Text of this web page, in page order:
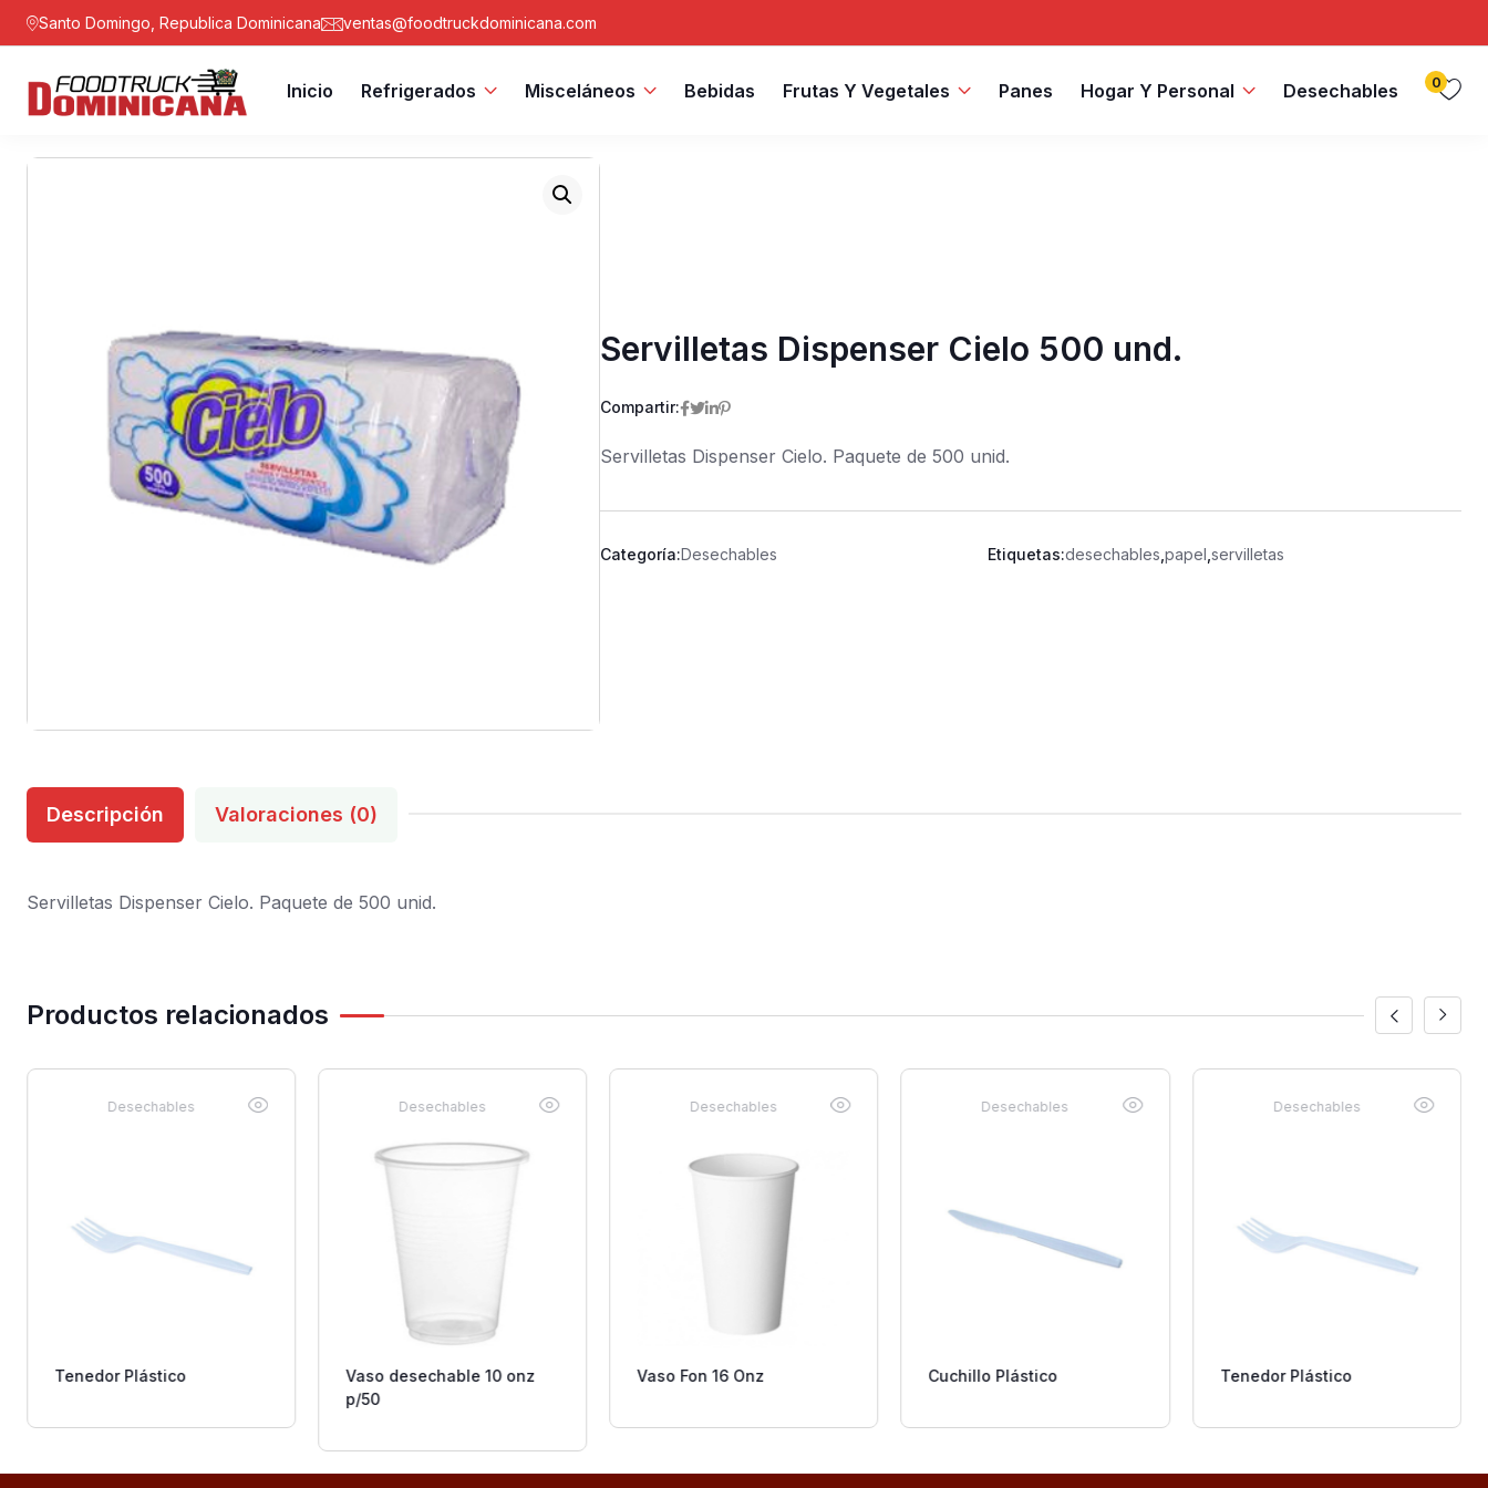
Santo Domingo, Republica Dominicana ventas@foodtruckdominicana.com
Inicio Refrigerados Misceláneos Bebidas Frutas Y Vegetales Panes Hogar Y Personal Desechables 0
Servilletas Dispenser Cielo 500 und.
Compartir:
Servilletas Dispenser Cielo. Paquete de 500 unid.
Categoría:Desechables Etiquetas:desechables ,papel ,servilletas
Descripción Valoraciones (0)
Servilletas Dispenser Cielo. Paquete de 500 unid.
Productos relacionados
Desechables
Tenedor Plástico
Desechables
Vaso desechable 10 onz
p/50
Desechables
Vaso Fon 16 Onz
Desechables
Cuchillo Plástico
Desechables
Tenedor Plástico